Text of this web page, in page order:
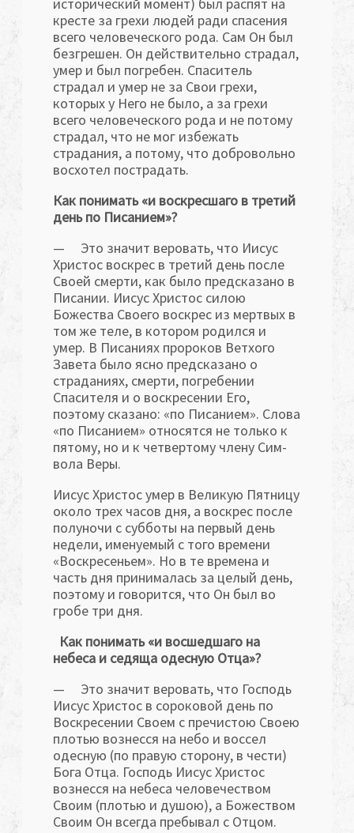
кресте за грехи людей ради спасе­ния
всего человеческого рода. Сам Он был
безгрешен. Он действитель­но страдал,
умер и был погребен. Спаситель
страдал и умер не за Свои грехи,
которых у Него не было, а за грехи
всего человеческого рода и не потому
страдал, что не мог избежать
страдания, а потому, что добро­вольно
восхотел пострадать.
Как понимать «и воскресшаго в третий
день по Пи­санием»?
— Это значит веровать, что Иисус
Христос воскрес в третий день после
Своей смерти, как было предсказано в
Писании. Иисус Христос силою
Божества Своего воскрес из мертвых в
том же теле, в котором родился и
умер. В Писаниях пророков Ветхого
Завета было ясно предсказано о
страданиях, смерти, погребении
Спасителя и о воскресении Его,
поэтому сказано: «по Писанием». Слова
«по Писа­нием» относятся не только к
пятому, но и к четвертому члену Сим­
вола Веры.
Иисус Христос умер в Великую Пятницу
около трех часов дня, а воскрес после
полуночи с субботы на первый день
недели, име­нуемый с того времени
«Воскресеньем». Но в те времена и
часть дня принималась за целый день,
поэтому и говорится, что Он был во
гробе три дня.
Как понимать «и восшедшаго на
небеса и седяща одесную Отца»?
— Это значит веровать, что Господь
Иисус Христос в сороко­вой день по
Воскресении Своем с пречистою Своею
плотью вознесся на небо и воссел
одесную (по правую сторону, в чести)
Бога Отца. Господь Иисус Христос
вознесся на небеса человечеством
Своим (плотью и ду­шою), а Божеством
Своим Он всегда пребывал с Отцом.